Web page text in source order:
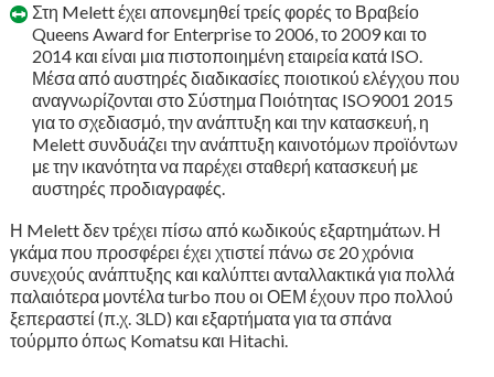
Στη Melett έχει απονεμηθεί τρείς φορές το Βραβείο
Queens Award for Enterprise το 2006, το 2009 και το
2014 και είναι μια πιστοποιημένη εταιρεία κατά ISO.
Μέσα από αυστηρές διαδικασίες ποιοτικού ελέγχου που
αναγνωρίζονται στο Σύστημα Ποιότητας ISO9001 2015
για το σχεδιασμό, την ανάπτυξη και την κατασκευή, η
Melett συνδυάζει την ανάπτυξη καινοτόμων προϊόντων
με την ικανότητα να παρέχει σταθερή κατασκευή με
αυστηρές προδιαγραφές.
Η Melett δεν τρέχει πίσω από κωδικούς εξαρτημάτων. Η
γκάμα που προσφέρει έχει χτιστεί πάνω σε 20 χρόνια
συνεχούς ανάπτυξης και καλύπτει ανταλλακτικά για πολλά
παλαιότερα μοντέλα turbo που οι ΟΕΜ έχουν προ πολλού
ξεπεραστεί (π.χ. 3LD) και εξαρτήματα για τα σπάνα
τούρμπο όπως Komatsu και Hitachi.